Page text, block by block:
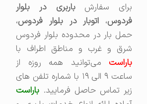
برای سفارشباربری در بلوار
فردوس،‌اتوبار در بلوار فردوس،
حمل بار در محدوده بلوار فردوس
شرق و غرب و مناطق اطراف با
باراستمی‌توانید همه روزه از
ساعت ۹ الی ۱۹ با شماره تلفن های
زیر تماس حاصل فرمایید.باراست